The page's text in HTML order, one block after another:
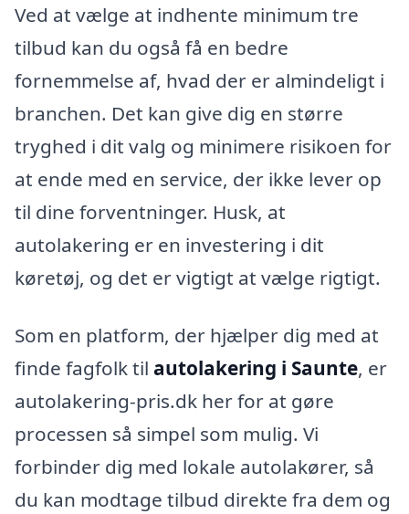
Ved at vælge at indhente minimum tre
tilbud kan du også få en bedre
fornemmelse af, hvad der er almindeligt i
branchen. Det kan give dig en større
tryghed i dit valg og minimere risikoen for
at ende med en service, der ikke lever op
til dine forventninger. Husk, at
autolakering er en investering i dit
køretøj, og det er vigtigt at vælge rigtigt.
Som en platform, der hjælper dig med at
finde fagfolk til autolakering i Saunte, er
autolakering-pris.dk her for at gøre
processen så simpel som mulig. Vi
forbinder dig med lokale autolakører, så
du kan modtage tilbud direkte fra dem og